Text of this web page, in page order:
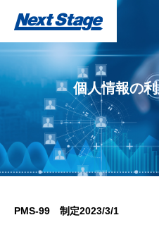
個人情報の
PMS-99 制定2023/3/1